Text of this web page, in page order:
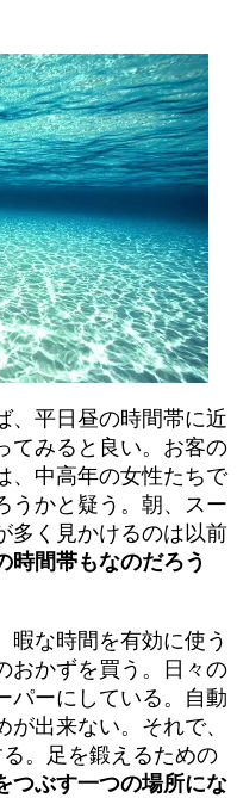
、平日昼の時間帯に近
てみると良い。お客の
、中高年の女性たちで
うかと疑う。朝、スー
多く見かけるのは以前
時間帯もなのだろう
暇な時間を有効に使う
おかずを買う。日々の
パーにしている。自動
出来ない。それで、
。足を鍛えるための
つぶす一つの場所にな